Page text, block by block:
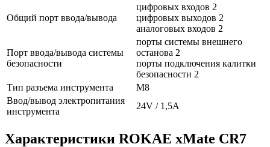
Общий порт ввода/вывода
цифровых входов 2
цифровых выходов 2
аналоговых входов 2
Порт ввода/вывода системы
безопасности
порты системы внешнего
останова 2
порты подключения калитки
безопасности 2
Тип разъема инструмента
М8
Ввод/вывод электропитания
инструмента
24V / 1,5A
Характеристики ROKAE xMate CR7